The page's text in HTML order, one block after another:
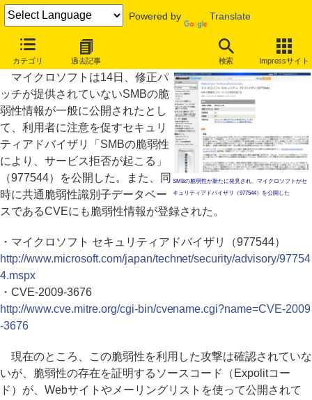
Powered by Translate
カテゴリ 過去記事 検索 Impressサイト
SMB脆弱性のマイクロソフトセキュリティアドバイザリを確認する
SMBの脆弱性が新たに発見され、マイクロソフトがセ
キュリティアドバイザリ（977544）を公開した
マイクロソフトは14日、修正パ
ッチが提供されていないSMBの脆
弱性情報が一般に公開されたとし
て、利用者に注意を促すセキュリ
ティアドバイザリ「SMBの脆弱性
により、サービス拒否が起こる」
（977544）を公開した。また、同
時に共通脆弱性識別子データベー
スであるCVEにも脆弱性情報が登録された。
・マイクロソフト セキュリティアドバイザリ（977544）
http://www.microsoft.com/japan/technet/security/advisory/97754
4.mspx
・CVE-2009-3676
http://www.cve.mitre.org/cgi-bin/cvename.cgi?name=CVE-2009
-3676
現在のところ、この脆弱性を利用した攻撃は確認されていな
いが、脆弱性の存在を証明するソースコード（Expolitコー
ド）が、Webサイトやメーリングリストを使って公開されて